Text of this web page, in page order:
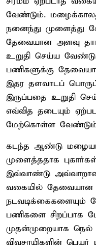
வேண்டும்.
நனைந்து முளைத்து
தேவையான அளவு
உறுதி செய்ய
பணிகளுக்கு
இதர தளவாடப்
இருப்பதை உறுதி
எவ்வித தடையும்
மேற்கொள்ள
கடந்த ஆண்டு
முளைத்ததாக
இவ்வாண்டு அவ்வாறான
வகையில் தேவையான
பணிகளை சிறப்பாக
முதன்முறையாக நெல்
விவசாயிகளின்